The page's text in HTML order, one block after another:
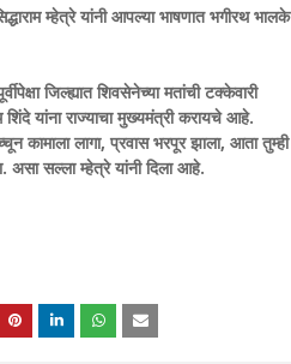
म्हेत्रे यांनी आपल्या भाषणात भगीरथ भालके
जिल्ह्यात शिवसेनेच्या मतांची टक्केवारी
यांना राज्याचा मुख्यमंत्री करायचे आहे.
कामाला लागा, प्रवास भरपूर झाला, आता तुम्ही
सल्ला म्हेत्रे यांनी दिला आहे.